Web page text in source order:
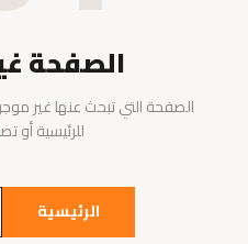
الصفحة
الصفحة التي تبحث عنها غير
للرئيسية أو
الرئيسية